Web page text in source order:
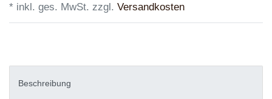
* inkl. ges. MwSt. zzgl. Versandkosten
Beschreibung